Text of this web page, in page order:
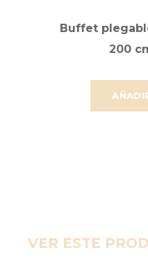
Buffet
200
VER ESTE